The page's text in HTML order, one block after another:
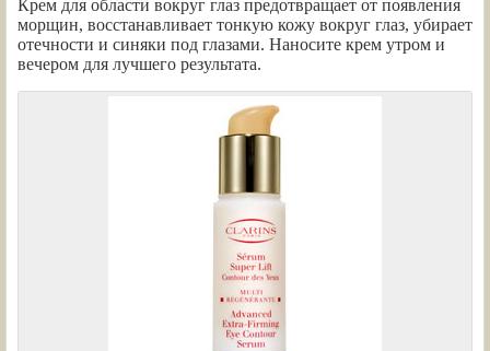
Крем для области вокруг глаз предотвращает от появления
морщин, восстанавливает тонкую кожу вокруг глаз, убирает
отечности и синяки под глазами. Наносите крем утром и
вечером для лучшего результата.